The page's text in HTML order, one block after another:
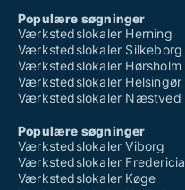
Populære søgninger
Værkstedslokaler Herning
Værkstedslokaler Silkeborg
Værkstedslokaler Hørsholm
Værkstedslokaler Helsingør
Værkstedslokaler Næstved
Populære søgninger
Værkstedslokaler Viborg
Værkstedslokaler Fredericia
Værkstedslokaler Køge